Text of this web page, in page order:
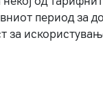
период за